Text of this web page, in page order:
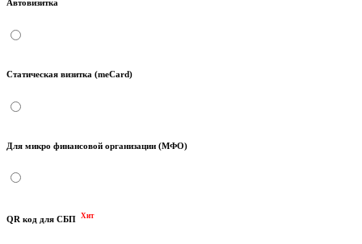
Автовизитка
Статическая визитка (meCard)
Для микро финансовой организации (МФО)
QR код для СБП Хит